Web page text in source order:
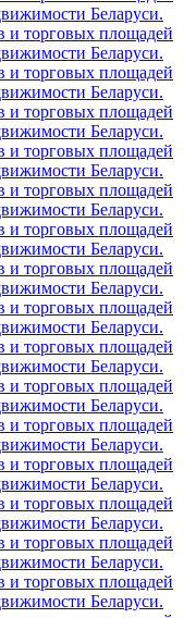
Беларуси.
и торговых площадей
Беларуси.
и торговых площадей
Беларуси.
и торговых площадей
Беларуси.
и торговых площадей
Беларуси.
и торговых площадей
Беларуси.
и торговых площадей
Беларуси.
и торговых площадей
Беларуси.
и торговых площадей
Беларуси.
и торговых площадей
Беларуси.
и торговых площадей
Беларуси.
и торговых площадей
Беларуси.
и торговых площадей
Беларуси.
и торговых площадей
Беларуси.
и торговых площадей
Беларуси.
и торговых площадей
Беларуси.